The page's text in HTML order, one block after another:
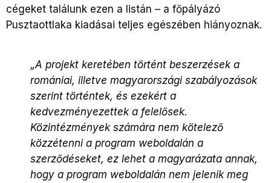
cégeket találunk ezen a listán – a főpályázó
Pusztaottlaka kiadásai teljes egészében hiányoznak.
„A projekt keretében történt beszerzések a
romániai, illetve magyarországi szabályozások
szerint történtek, és ezekért a
kedvezményezettek a felelősek.
Közintézmények számára nem kötelező
közzétenni a program weboldalán a
szerződéseket, ez lehet a magyarázata annak,
hogy a program weboldalán nem jelenik meg